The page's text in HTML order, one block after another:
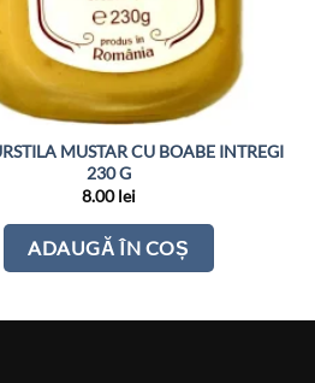
MUSTAR CU BOABE INTREGI
230 G
8.00lei
ADAUGĂ ÎN COȘ